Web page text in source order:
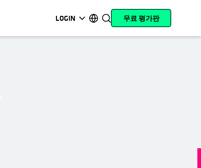
LOGIN
opens in a new tab
opens in a new tab
opens in a new tab
opens in a new tab
opens in a new tab
opens in a new tab
opens in a new tab
opens in a new tab
무료 평가판